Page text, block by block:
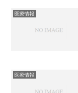
医療情報
医療情報